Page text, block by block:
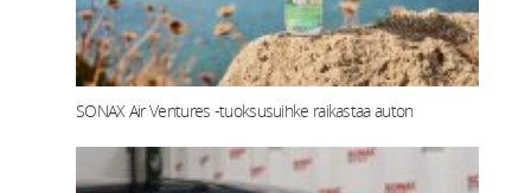
SONAX Air Ventures -tuoksusuihke raikastaa auton